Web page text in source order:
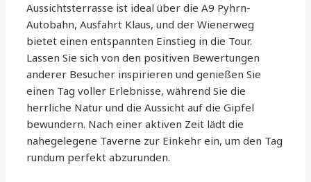
Aussichtsterrasse ist ideal über die A9 Pyhrn-
Autobahn, Ausfahrt Klaus, und der Wienerweg
bietet einen entspannten Einstieg in die Tour.
Lassen Sie sich von den positiven Bewertungen
anderer Besucher inspirieren und genießen Sie
einen Tag voller Erlebnisse, während Sie die
herrliche Natur und die Aussicht auf die Gipfel
bewundern. Nach einer aktiven Zeit lädt die
nahegelegene Taverne zur Einkehr ein, um den Tag
rundum perfekt abzurunden.